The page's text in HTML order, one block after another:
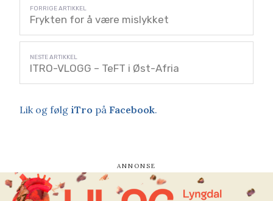
Frykten for å være mislykket
ITRO-VLOGG – TeFT i Øst-Afria
Lik og følg iTro på Facebook.